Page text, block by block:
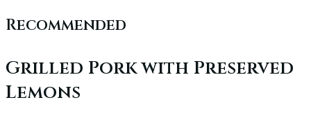
Recommended
Grilled Pork with Preserved
Lemons